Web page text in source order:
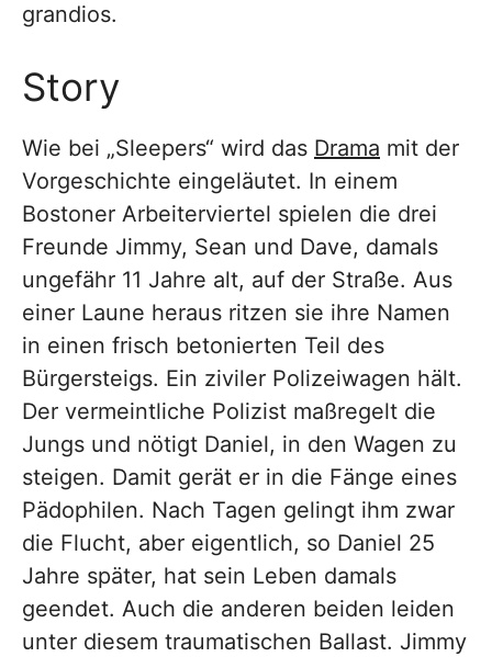
grandios.
Story
Wie bei „Sleepers“ wird das Drama mit der
Vorgeschichte eingeläutet. In einem
Bostoner Arbeiterviertel spielen die drei
Freunde Jimmy, Sean und Dave, damals
ungefähr 11 Jahre alt, auf der Straße. Aus
einer Laune heraus ritzen sie ihre Namen
in einen frisch betonierten Teil des
Bürgersteigs. Ein ziviler Polizeiwagen hält.
Der vermeintliche Polizist maßregelt die
Jungs und nötigt Daniel, in den Wagen zu
steigen. Damit gerät er in die Fänge eines
Pädophilen. Nach Tagen gelingt ihm zwar
die Flucht, aber eigentlich, so Daniel 25
Jahre später, hat sein Leben damals
geendet. Auch die anderen beiden leiden
unter diesem traumatischen Ballast. Jimmy